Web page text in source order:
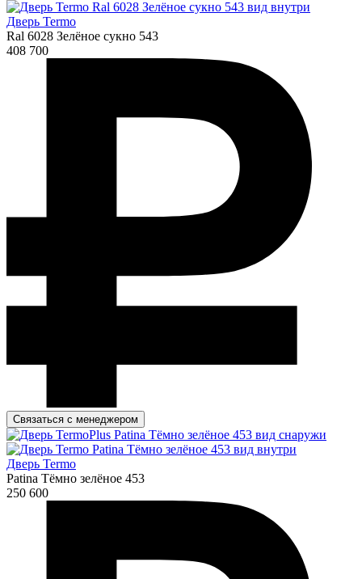
Дверь Termo
Ral 6028 Зелёное сукно 543
408 700
Связаться с менеджером
Дверь Termo
Patina Тёмно зелёное 453
250 600